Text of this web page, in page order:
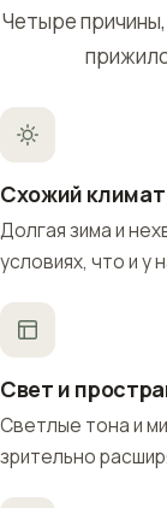
Четыре
Схожий климат
Долгая зима и
условиях, что и у
Свет и
Светлые тона и
зрительно